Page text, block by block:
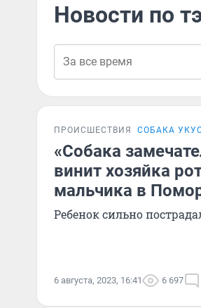
Новости по
ПРОИСШЕСТВИЯ СОБАКА
«Собака
винит хозяйка
мальчика в
Ребенок сильно
6 августа, 2023, 16:41 6 697